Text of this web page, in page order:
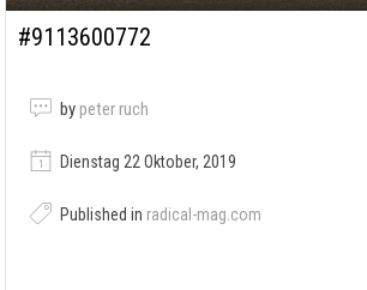
#9113600772
by peter ruch
Dienstag 22 Oktober, 2019
Published in radical-mag.com